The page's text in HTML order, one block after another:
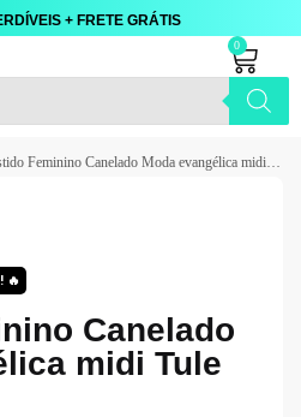
+ FRETE GRÁTIS
0
Feminino Canelado Moda evangélica midi Tule Poá
🔥
Canelado
midi Tule